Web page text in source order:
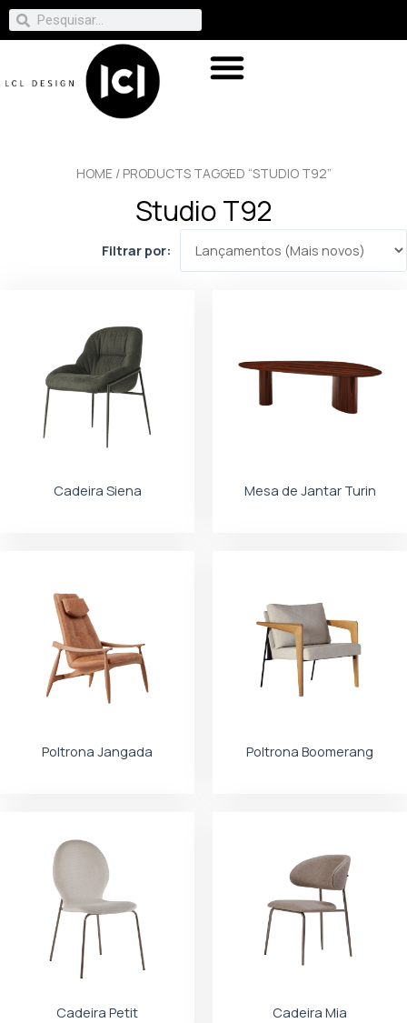
HOME/ PRODUCTS TAGGED “STUDIO T92”
Studio T92
Filtrar por:
Cadeira Siena Mesa de Jantar Turin
Poltrona Jangada Poltrona Boomerang
Cadeira Petit Cadeira Mia